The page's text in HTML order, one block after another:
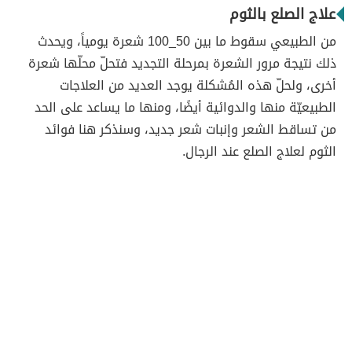
علاج الصلع بالثوم
من الطبيعي سقوط ما بين 50_100 شعرة يومياً، ويحدث
ذلك نتيجة مرور الشعرة بمرحلة التجديد فتحلّ محلّها شعرة
أخرى، ولحلّ هذه المُشكلة يوجد العديد من العلاجات
الطبيعيّة منها والدوائية أيضًا، ومنها ما يساعد على الحد
من تساقط الشعر وإنبات شعر جديد، وسنذكر هنا فوائد
الثوم لعلاج الصلع عند الرجال.